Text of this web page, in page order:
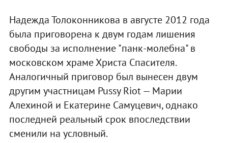
Надежда Толоконникова в августе 2012 года
была приговорена к двум годам лишения
свободы за исполнение "панк-молебна" в
московском храме Христа Спасителя.
Аналогичный приговор был вынесен двум
другим участницам Pussy Riot — Марии
Алехиной и Екатерине Самуцевич, однако
последней реальный срок впоследствии
сменили на условный.